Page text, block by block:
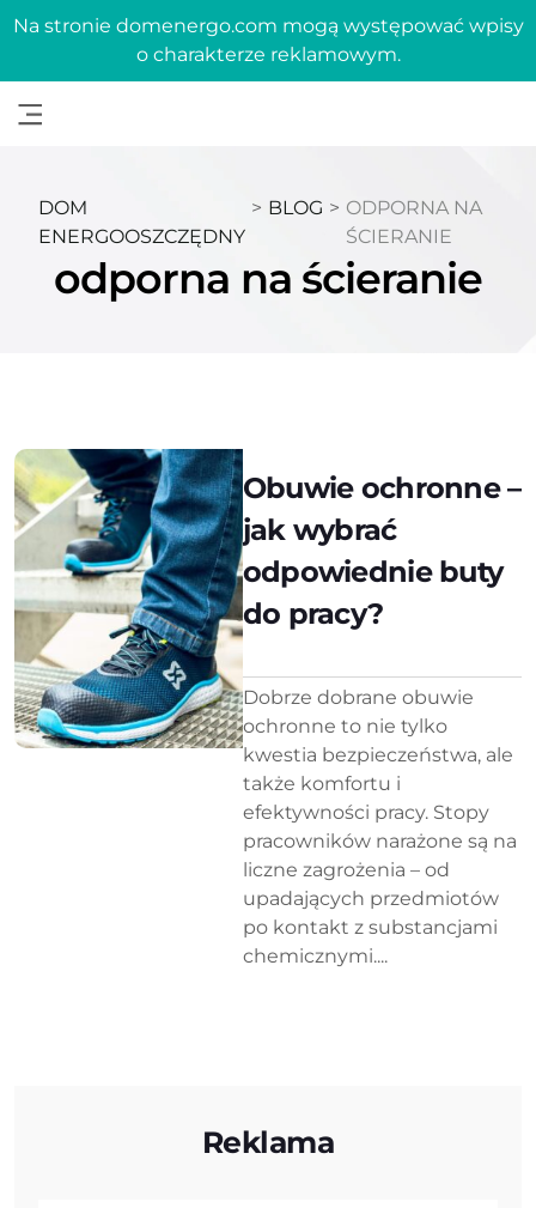
Na stronie domenergo.com mogą występować wpisy
o charakterze reklamowym.
DOM
ENERGOOSZCZĘDNY
> BLOG > ODPORNA NA
ŚCIERANIE
odporna na ścieranie
Obuwie ochronne –
jak wybrać
odpowiednie buty
do pracy?
Dobrze dobrane obuwie
ochronne to nie tylko
kwestia bezpieczeństwa, ale
także komfortu i
efektywności pracy. Stopy
pracowników narażone są na
liczne zagrożenia – od
upadających przedmiotów
po kontakt z substancjami
chemicznymi....
Reklama